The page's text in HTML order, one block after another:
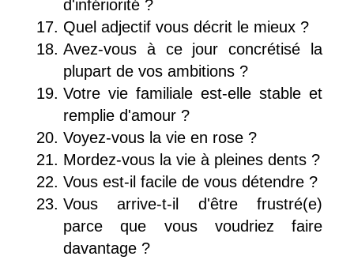
d'infériorité ?
Quel adjectif vous décrit le mieux ?
Avez-vous à ce jour concrétisé la
plupart de vos ambitions ?
Votre vie familiale est-elle stable et
remplie d'amour ?
Voyez-vous la vie en rose ?
Mordez-vous la vie à pleines dents ?
Vous est-il facile de vous détendre ?
Vous arrive-t-il d'être frustré(e)
parce que vous voudriez faire
davantage ?